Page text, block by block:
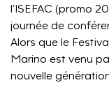
l’ISEFAC (promo
journée de
Alors que le
Marino est venu
nouvelle